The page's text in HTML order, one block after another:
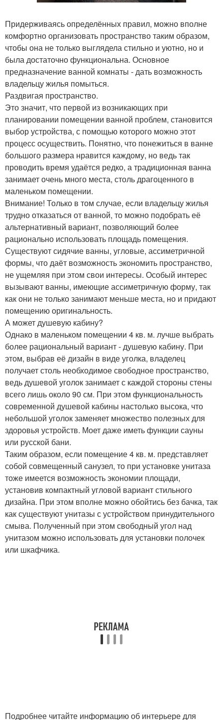
Придерживаясь определённых правил, можно вполне
комфортно организовать пространство таким образом,
чтобы она не только выглядела стильно и уютно, но и
была достаточно функциональна. Основное
предназначение ванной комнаты - дать возможность
владельцу жилья помыться.
Раздвигая пространство.
Это значит, что первой из возникающих при
планировании помещении ванной проблем, становится
выбор устройства, с помощью которого можно этот
процесс осуществить. Понятно, что понежиться в ванне
большого размера нравится каждому, но ведь так
проводить время удаётся редко, а традиционная ванна
занимает очень много места, столь драгоценного в
маленьком помещении.
Внимание! Только в том случае, если владельцу жилья
трудно отказаться от ванной, то можно подобрать её
альтернативный вариант, позволяющий более
рационально использовать площадь помещения.
Существуют сидячие ванны, угловые, ассиметричной
формы, что даёт возможность экономить пространство,
не ущемляя при этом свои интересы. Особый интерес
вызывают ванны, имеющие ассиметричную форму, так
как они не только занимают меньше места, но и придают
помещению оригинальность.
А может душевую кабину?
Однако в маленьком помещении 4 кв. м. лучше выбрать
более рациональный вариант - душевую кабину. При
этом, выбрав её дизайн в виде уголка, владелец
получает столь необходимое свободное пространство,
ведь душевой уголок занимает с каждой стороны стены
всего лишь около 90 см. При этом функциональность
современной душевой кабины настолько высока, что
небольшой уголок заменяет множество полезных для
здоровья устройств. Моет даже иметь функции сауны
или русской бани.
Таким образом, если помещение 4 кв. м. представляет
собой совмещенный санузел, то при установке унитаза
тоже имеется возможность экономии площади,
установив компактный угловой вариант стильного
дизайна. При этом вполне можно обойтись без бачка, так
как существуют унитазы с устройством принудительного
смыва. Полученный при этом свободный угол над
унитазом можно использовать для установки полочек
или шкафчика.
Подробнее читайте информацию об интерьере для